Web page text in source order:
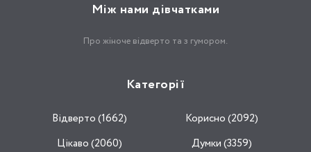
Між нами дівчатками
Про жіноче відверто та з гумором.
Категорії
Відвертo (1662)
Корисно (2092)
Цікаво (2060)
Думки (3359)